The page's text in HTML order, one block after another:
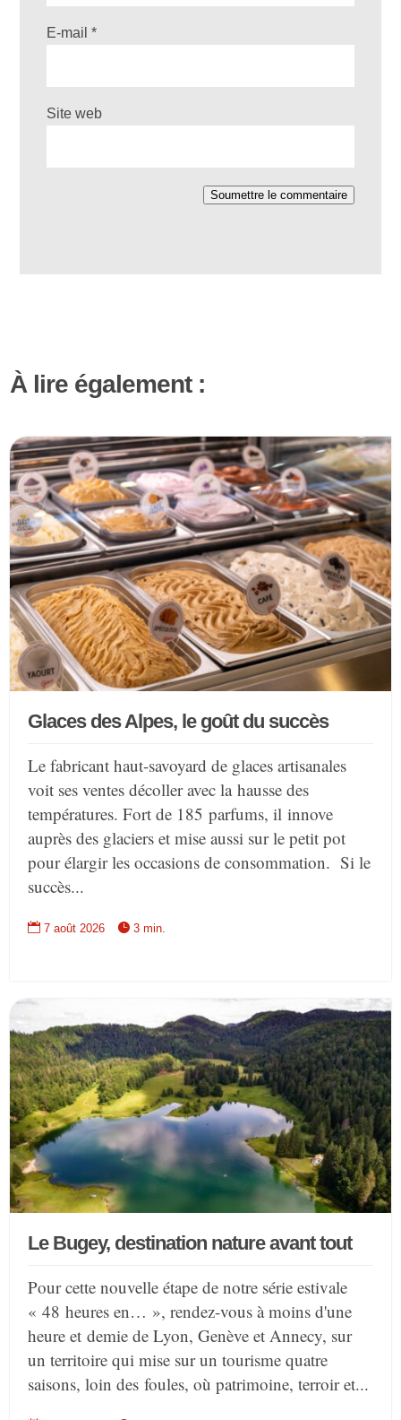
E-mail*
Site web
Soumettre le commentaire
À lire également :
Glaces des Alpes, le goût du succès
Le fabricant haut-savoyard de glaces artisanales
voit ses ventes décoller avec la hausse des
températures. Fort de 185 parfums, il innove
auprès des glaciers et mise aussi sur le petit pot
pour élargir les occasions de consommation. Si le
succès...
 7 août 2026  3 min.
Le Bugey, destination nature avant tout
Pour cette nouvelle étape de notre série estivale
« 48 heures en… », rendez-vous à moins d'une
heure et demie de Lyon, Genève et Annecy, sur
un territoire qui mise sur un tourisme quatre
saisons, loin des foules, où patrimoine, terroir et...